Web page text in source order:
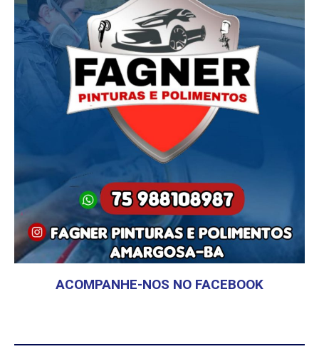
ACOMPANHE-NOS NO FACEBOOK